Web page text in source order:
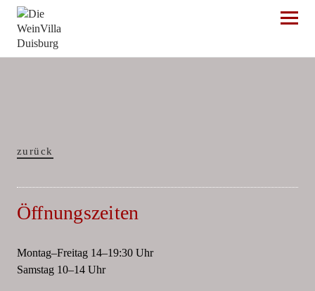
Die WeinVilla Duisburg
zurück
Öffnungszeiten
Montag–Freitag 14–19:30 Uhr
Samstag 10–14 Uhr